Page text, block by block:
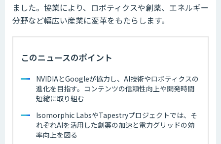
ました。協業により、ロボティクスや創薬、エネルギー
分野など幅広い産業に変革をもたらします。
このニュースのポイント
NVIDIAとGoogleが協力し、AI技術やロボティクスの
進化を目指す。コンテンツの信頼性向上や開発時間
短縮に取り組む
Isomorphic LabsやTapestryプロジェクトでは、そ
れぞれAIを活用した創薬の加速と電力グリッドの効
率向上を図る